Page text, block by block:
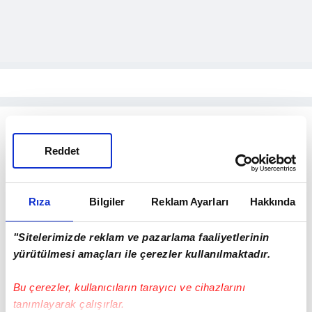
Rıza Bilgiler Reklam Ayarları Hakkında
"Sitelerimizde reklam ve pazarlama faaliyetlerinin
yürütülmesi amaçları ile çerezler kullanılmaktadır.
Bu çerezler, kullanıcıların tarayıcı ve cihazlarını
tanımlayarak çalışırlar.
Reddet